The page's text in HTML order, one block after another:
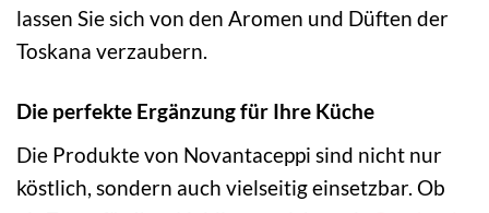
lassen Sie sich von den Aromen und Düften der
Toskana verzaubern.
Die perfekte Ergänzung für Ihre Küche
Die Produkte von Novantaceppi sind nicht nur
köstlich, sondern auch vielseitig einsetzbar. Ob